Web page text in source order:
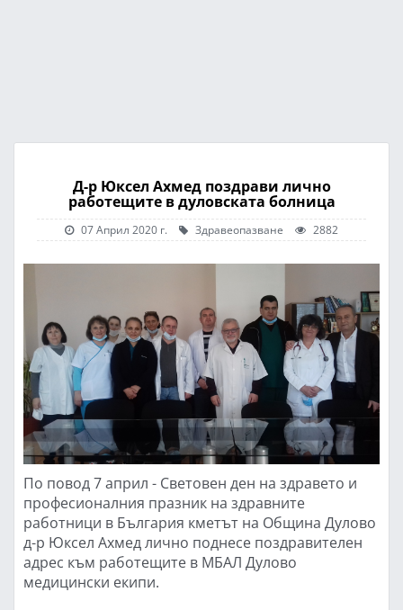
Д-р Юксел Ахмед поздрави лично
работещите в дуловската болница
07 Април 2020 г. Здравеопазване 2882
По повод 7 април - Световен ден на здравето и
професионалния празник на здравните
работници в България кметът на Община Дулово
д-р Юксел Ахмед лично поднесе поздравителен
адрес към работещите в МБАЛ Дулово
медицински екипи.